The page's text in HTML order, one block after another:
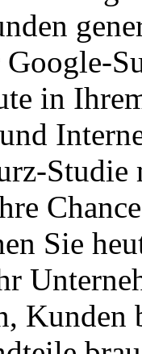
in
Sie
Kunden